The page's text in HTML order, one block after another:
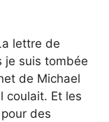
lettre de
je suis tombée
de Michael
coulait. Et les
des